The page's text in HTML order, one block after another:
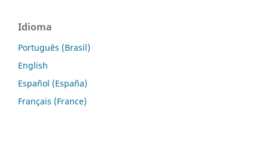
Idioma
Português (Brasil)
English
Español (España)
Français (France)